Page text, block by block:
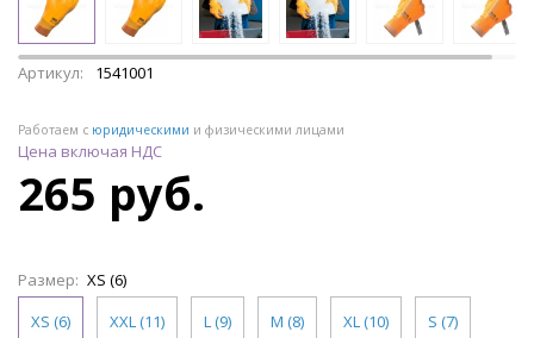
Артикул: 1541001
Работаем с юридическими и физическими лицами
Цена включая НДС
265 руб.
Размер: XS (6)
XS (6)
XXL (11) L (9) M (8) XL (10) S (7)